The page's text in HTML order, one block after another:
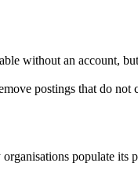
without an account,
postings that do
populate its